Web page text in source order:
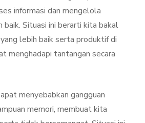
informasi dan mengelola
baik. Situasi ini berarti kita bakal
lebih baik serta produktif di
menghadapi tantangan secara
menyebabkan gangguan
memori, membuat kita